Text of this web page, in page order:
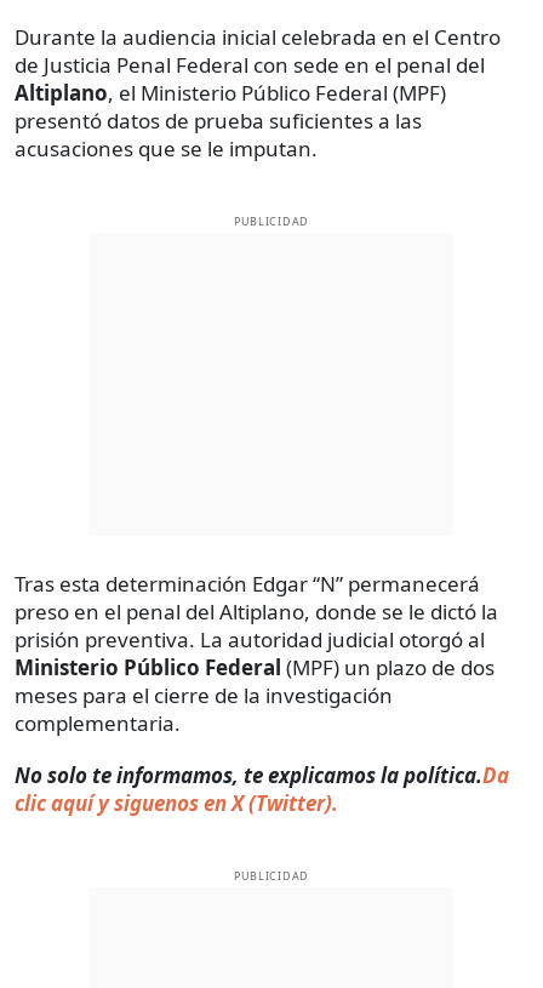
Durante la audiencia inicial celebrada en el Centro
de Justicia Penal Federal con sede en el penal del
Altiplano, el Ministerio Público Federal (MPF)
presentó datos de prueba suficientes a las
acusaciones que se le imputan.
PUBLICIDAD
Tras esta determinación Edgar “N” permanecerá
preso en el penal del Altiplano, donde se le dictó la
prisión preventiva. La autoridad judicial otorgó al
Ministerio Público Federal (MPF) un plazo de dos
meses para el cierre de la investigación
complementaria.
No solo te informamos, te explicamos la política.Da
clic aquí y siguenos en X (Twitter).
PUBLICIDAD